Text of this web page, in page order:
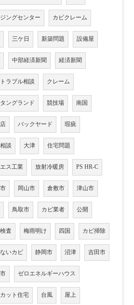
ングセンター カビクレーム
三ケ日 新築問題 設備屋
中部経済新聞 経済新聞
ラブル相談 クレーム
ングランド 競技場 南国
バックヤード 瑕疵
談 大津 住宅問題
ス工業 放射冷暖房 PS HR-C
岡山市 倉敷市 津山市
鳥取市 カビ業者 公開
査 梅雨明け 四国 カビ掃除
いカビ 静岡市 沼津 吉田市
ゼロエネルギーハウス
ット住宅 台風 屋上